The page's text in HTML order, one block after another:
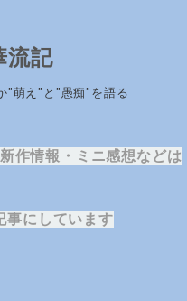
流記
"萌え"と"愚痴"を語る
作情報・ミニ感想などは
事にしています